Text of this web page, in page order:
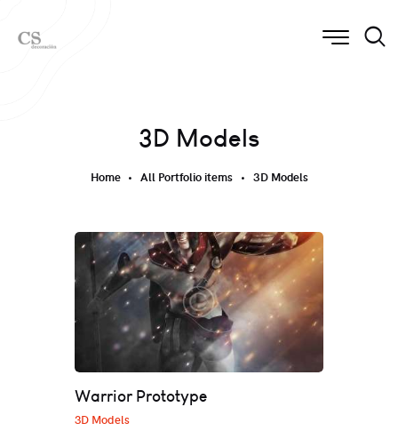
3D Models
Home All Portfolio items 3D Models
Warrior Prototype
3D Models